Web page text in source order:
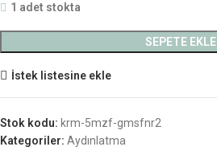
1 adet stokta
SEPETE EKLE
İstek listesine ekle
Stok kodu: krm-5mzf-gmsfnr2
Kategoriler: Aydınlatma